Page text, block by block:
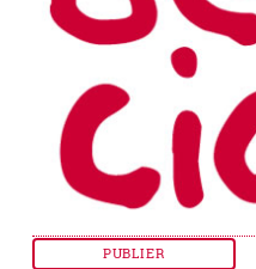
PUBLIER